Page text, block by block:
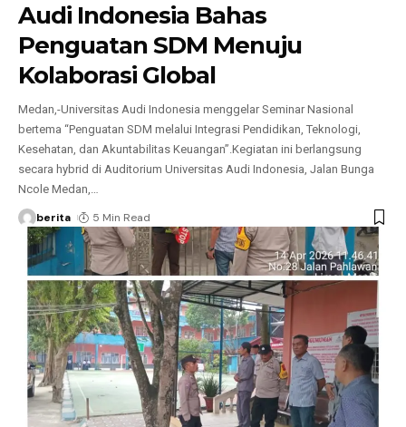
Audi Indonesia Bahas
Penguatan SDM Menuju
Kolaborasi Global
Medan,-Universitas Audi Indonesia menggelar Seminar Nasional
bertema “Penguatan SDM melalui Integrasi Pendidikan, Teknologi,
Kesehatan, dan Akuntabilitas Keuangan”.Kegiatan ini berlangsung
secara hybrid di Auditorium Universitas Audi Indonesia, Jalan Bunga
Ncole Medan,
berita 5 Min Read